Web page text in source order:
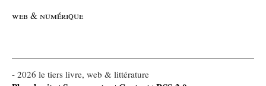
web & numérique
- 2026 le tiers livre, web & littérature